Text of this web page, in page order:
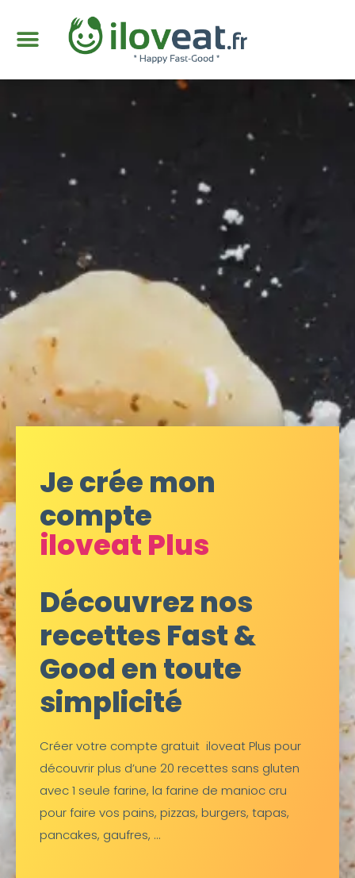
Je crée mon
compte
iloveat Plus
Découvrez nos
recettes Fast &
Good en toute
simplicité
Créer votre compte gratuit iloveat Plus pour
découvrir plus d’une 20 recettes sans gluten
avec 1 seule farine, la farine de manioc cru
pour faire vos pains, pizzas, burgers, tapas,
pancakes, gaufres, …